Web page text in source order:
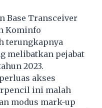
Base Transceiver
Kominfo
terungkapnya
melibatkan pejabat
2023.
akses
ini malah
modus mark-up